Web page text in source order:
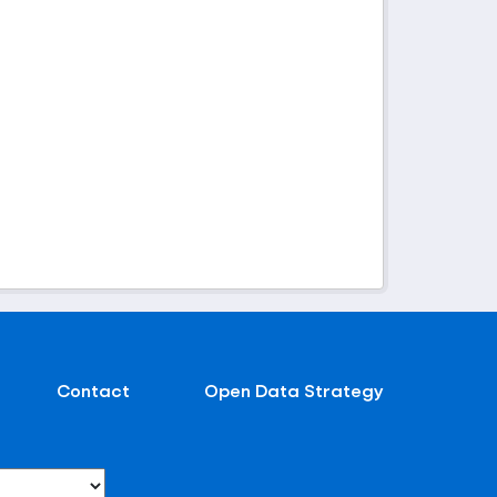
Contact Open Data Strategy